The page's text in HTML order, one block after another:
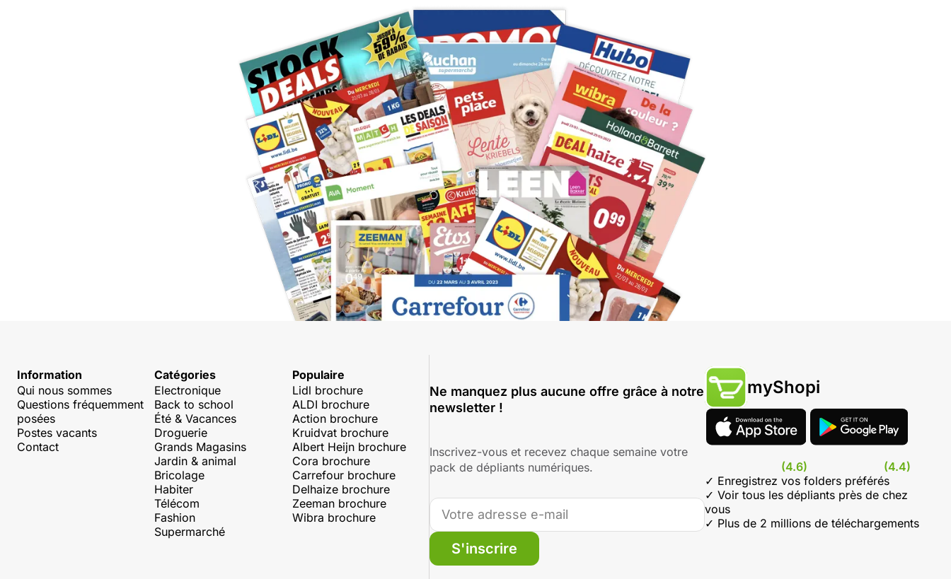
Information
Qui nous sommes
Questions fréquemment
posées
Postes vacants
Contact
Catégories
Electronique
Back to school
Été & Vacances
Droguerie
Grands Magasins
Jardin & animal
Bricolage
Habiter
Télécom
Fashion
Supermarché
Populaire
Lidl brochure
ALDI brochure
Action brochure
Kruidvat brochure
Albert Heijn brochure
Cora brochure
Carrefour brochure
Delhaize brochure
Zeeman brochure
Wibra brochure
Ne manquez plus aucune offre grâce à notre
newsletter !
Inscrivez-vous et recevez chaque semaine votre
pack de dépliants numériques.
S'inscrire
myShopi
(4.6)
(4.4)
✓ Enregistrez vos folders préférés
✓ Voir tous les dépliants près de chez
vous
✓ Plus de 2 millions de téléchargements